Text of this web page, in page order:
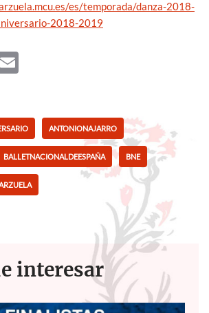
es/temporada/danza-2018-
2018-2019
ANTONIONAJARRO
BALLETNACIONALDEESPAÑA BNE
interesar